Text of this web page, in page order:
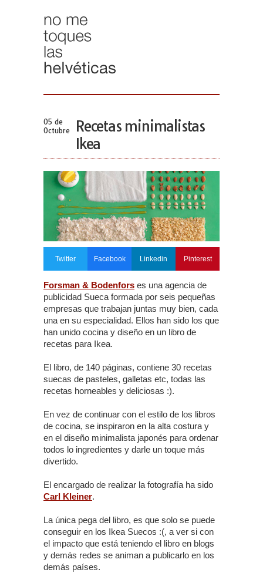
05 de
Octubre
Recetas minimalistas
Ikea
Twitter Facebook Linkedin Pinterest
Forsman & Bodenfors es una agencia de
publicidad Sueca formada por seis pequeñas
empresas que trabajan juntas muy bien, cada
una en su especialidad. Ellos han sido los que
han unido cocina y diseño en un libro de
recetas para Ikea.
El libro, de 140 páginas, contiene 30 recetas
suecas de pasteles, galletas etc, todas las
recetas horneables y deliciosas :).
En vez de continuar con el estilo de los libros
de cocina, se inspiraron en la alta costura y
en el diseño minimalista japonés para ordenar
todos lo ingredientes y darle un toque más
divertido.
El encargado de realizar la fotografía ha sido
Carl Kleiner.
La única pega del libro, es que solo se puede
conseguir en los Ikea Suecos :(, a ver si con
el impacto que está teniendo el libro en blogs
y demás redes se animan a publicarlo en los
demás países.